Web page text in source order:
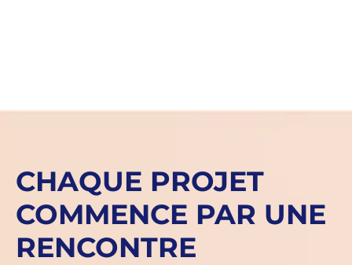
CHAQUE PROJET
COMMENCE PAR UNE
RENCONTRE